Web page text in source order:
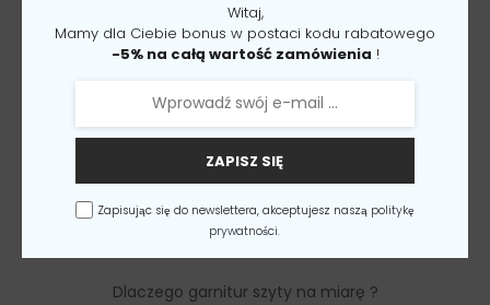
Dlaczego garnitur szyty na miarę ?
Witaj,
Mamy dla Ciebie bonus w postaci kodu rabatowego
-5% na całą wartość zamówienia !
ZAPISZ SIĘ
Zapisując się do newslettera, akceptujesz naszą politykę
prywatności.